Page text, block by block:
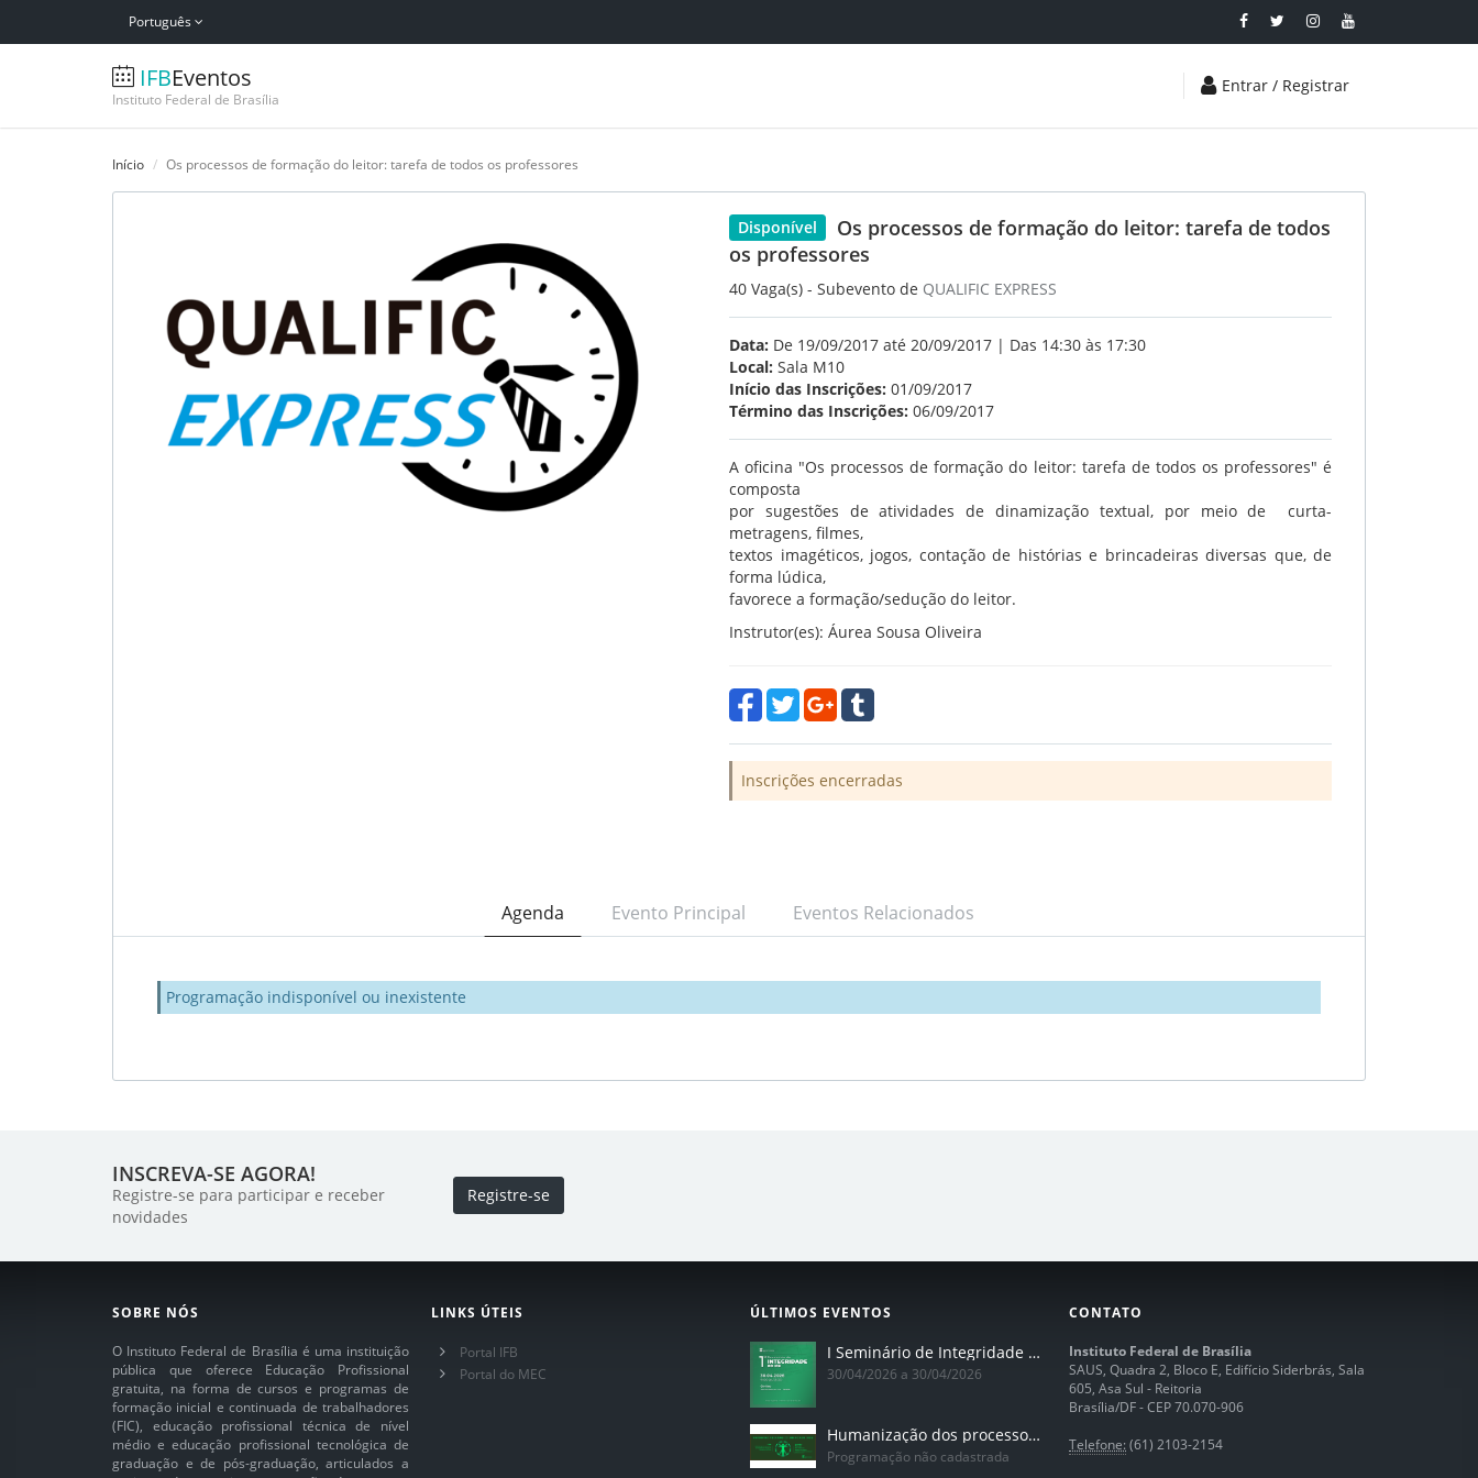
Português
IFBEventos
Instituto Federal de Brasília
Entrar / Registrar
Início Os processos de formação do leitor: tarefa de todos os professores
Disponível
Os processos de formação do leitor: tarefa de todos
os professores
40 Vaga(s) - Subevento de QUALIFIC EXPRESS
Data: De 19/09/2017 até 20/09/2017 | Das 14:30 às 17:30
Local: Sala M10
Início das Inscrições: 01/09/2017
Término das Inscrições: 06/09/2017
A oficina "Os processos de formação do leitor: tarefa de todos os professores" é
composta
por sugestões de atividades de dinamização textual, por meio de curta-
metragens, filmes,
textos imagéticos, jogos, contação de histórias e brincadeiras diversas que, de
forma lúdica,
favorece a formação/sedução do leitor.
Instrutor(es): Áurea Sousa Oliveira
Inscrições encerradas
Agenda Evento Principal Eventos Relacionados
Programação indisponível ou inexistente
INSCREVA-SE AGORA!
Registre-se para participar e receber
novidades
Registre-se
SOBRE NÓS
O Instituto Federal de Brasília é uma instituição
pública que oferece Educação Profissional
gratuita, na forma de cursos e programas de
formação inicial e continuada de trabalhadores
(FIC), educação profissional técnica de nível
médio e educação profissional tecnológica de
graduação e de pós-graduação, articulados a
LINKS ÚTEIS
Portal IFB
Portal do MEC
ÚLTIMOS EVENTOS
I Seminário de Integridade do IFB
30/04/2026 a 30/04/2026
Humanização dos processos de trabalhos em tempos de IA
Programação não cadastrada
CONTATO
Instituto Federal de Brasília
SAUS, Quadra 2, Bloco E, Edifício Siderbrás, Sala
605, Asa Sul - Reitoria
Brasília/DF - CEP 70.070-906
Telefone: (61) 2103-2154